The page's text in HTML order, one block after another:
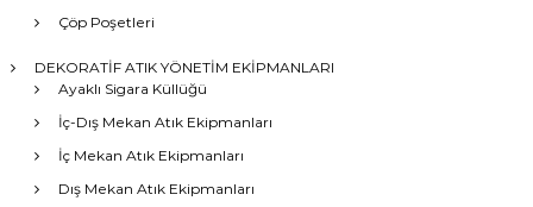
Çöp Poşetleri
DEKORATİF ATIK YÖNETİM EKİPMANLARI
Ayaklı Sigara Küllüğü
İç-Dış Mekan Atık Ekipmanları
İç Mekan Atık Ekipmanları
Dış Mekan Atık Ekipmanları